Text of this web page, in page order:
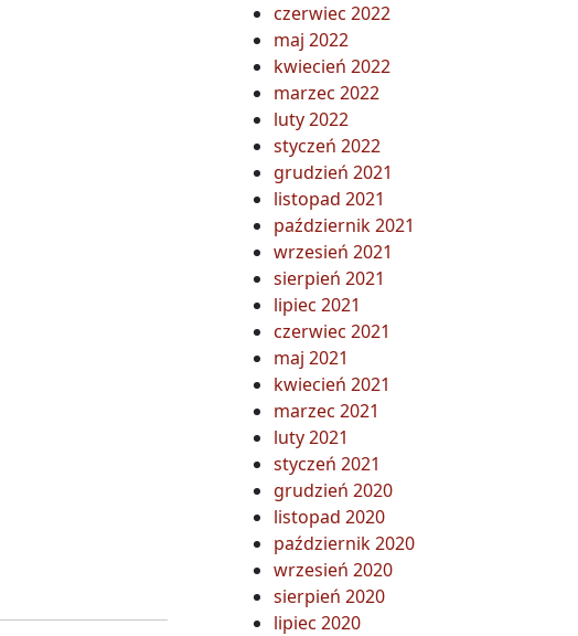
czerwiec 2022
maj 2022
kwiecień 2022
marzec 2022
luty 2022
styczeń 2022
grudzień 2021
listopad 2021
październik 2021
wrzesień 2021
sierpień 2021
lipiec 2021
czerwiec 2021
maj 2021
kwiecień 2021
marzec 2021
luty 2021
styczeń 2021
grudzień 2020
listopad 2020
październik 2020
wrzesień 2020
sierpień 2020
lipiec 2020